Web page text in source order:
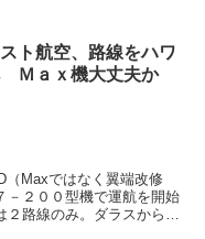
ト航空、路線をハワ
Ｍａｘ機大丈夫か
（Maxではなく翼端改修
－２００型機で運航を開始
路線のみ。ダラスからサ